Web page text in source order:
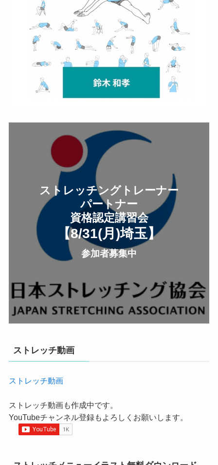
ストレッチングトレーナー
パートナー
資格認定講習会
【8/31(月 )埼玉】
参加者募集中
ストレッチ動画
ストレッチ動画
ストレッチ動画も作成中です。
YouTubeチャンネル登録もよろしくお願いします。